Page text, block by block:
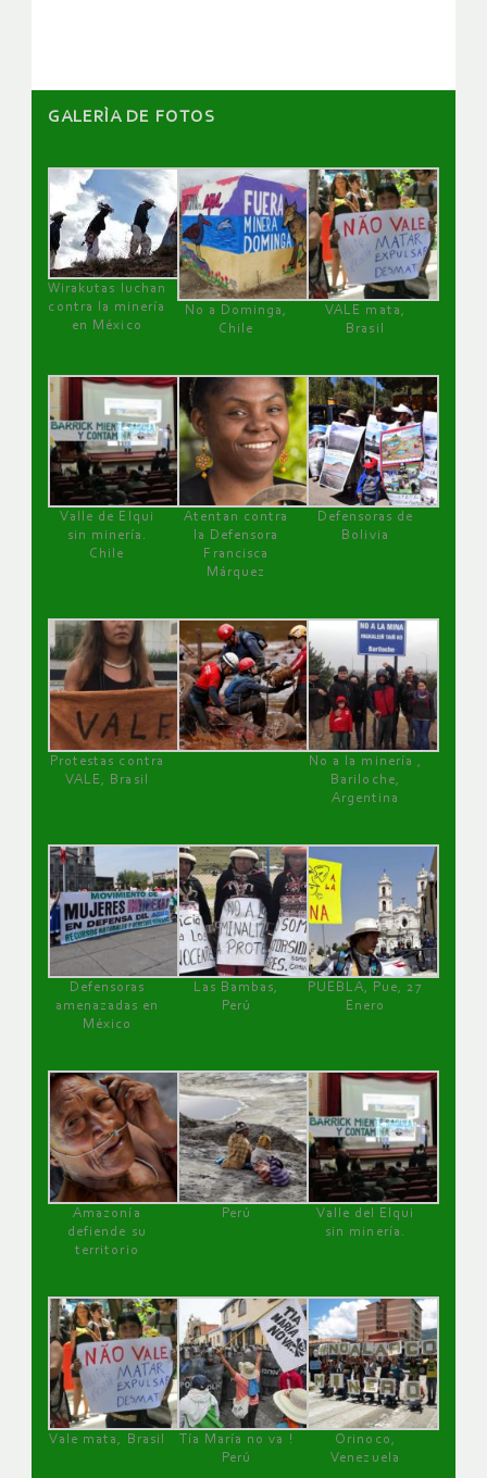
GALERÌA DE FOTOS
Wirakutas luchan
contra la minería
en México
No a Dominga,
Chile
VALE mata,
Brasil
Valle de Elqui
sin minería.
Chile
Atentan contra
la Defensora
Francisca
Márquez
Defensoras de
Bolivia
Protestas contra
VALE, Brasil
No a la minería ,
Bariloche,
Argentina
Defensoras
amenazadas en
México
Las Bambas,
Perú
PUEBLA, Pue, 27
Enero
Amazonía
defiende su
territorio
Perú
Valle del Elqui
sin minería.
Vale mata, Brasil
Tía María no va !
Perú
Orinoco,
Venezuela